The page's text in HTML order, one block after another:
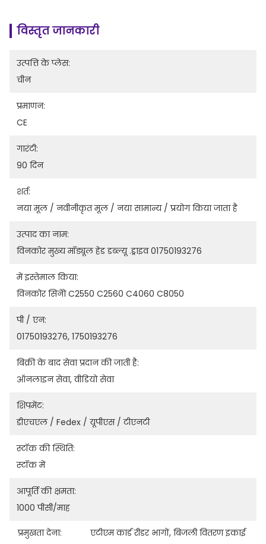
विस्तृत जानकारी
उत्पत्ति के प्लेस:
चीन
प्रमाणन:
CE
गारंटी:
90 दिन
शर्त:
नया मूल / नवीनीकृत मूल / नया सामान्य / प्रयोग किया जाता है
उत्पाद का नाम:
विनकोर मुख्य मॉड्यूल हेड डब्ल्यू .ड्राइव 01750193276
में इस्तेमाल किया:
विनकोर सिनेो C2550 C2560 C4060 C8050
पी / एन:
01750193276, 1750193276
बिक्री के बाद सेवा प्रदान की जाती है:
ऑनलाइन सेवा, वीडियो सेवा
शिपमेंट:
डीएचएल / Fedex / यूपीएस / टीएनटी
स्टॉक की स्थिति:
स्टॉक में
आपूर्ति की क्षमता:
1000 पीसी/माह
प्रमुखता देना: एटीएम कार्ड रीडर भागों, बिजली वितरण इकाई